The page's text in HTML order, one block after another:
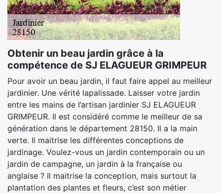
Obtenir un beau jardin grâce à la
compétence de SJ ELAGUEUR GRIMPEUR
Pour avoir un beau jardin, il faut faire appel au meilleur
jardinier. Une vérité lapalissade. Laisser votre jardin
entre les mains de l’artisan jardinier SJ ELAGUEUR
GRIMPEUR. Il est considéré comme le meilleur de sa
génération dans le département 28150. Il a la main
verte. Il maitrise les différentes conceptions de
jardinage. Voulez-vous un jardin contemporain ou un
jardin de campagne, un jardin à la française ou
anglaise ? Il maitrise la conception, mais surtout la
plantation des plantes et fleurs, c’est son métier